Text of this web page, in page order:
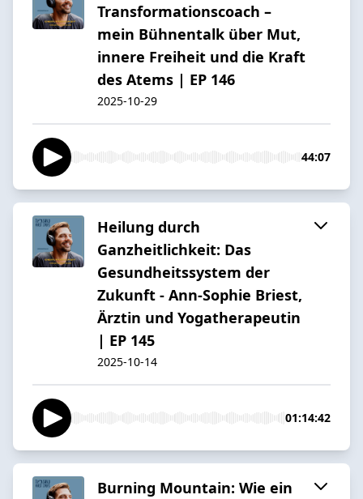
Transformationscoach –
mein Bühnentalk über Mut,
innere Freiheit und die Kraft
des Atems | EP 146
2025-10-29
44:07
Heilung durch
Ganzheitlichkeit: Das
Gesundheitssystem der
Zukunft - Ann-Sophie Briest,
Ärztin und Yogatherapeutin
| EP 145
2025-10-14
01:14:42
Burning Mountain: Wie ein